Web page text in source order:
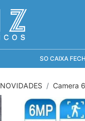
SO CAIXA
NOVIDADES Camera